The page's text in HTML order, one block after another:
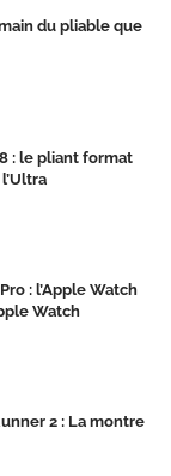
du pliable que
: le pliant format
: l’Apple Watch
Watch
2 : La montre